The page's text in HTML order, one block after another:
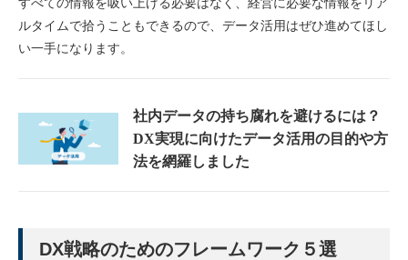
ルタイムで拾うこともできるので、データ活用はぜひ進めてほし
い一手になります。
社内データの持ち腐れを避けるには？
DX実現に向けたデータ活用の目的や方
法を網羅しました
DX戦略のためのフレームワーク５選